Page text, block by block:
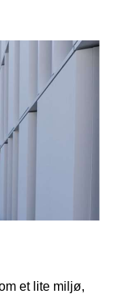
et lite miljø,